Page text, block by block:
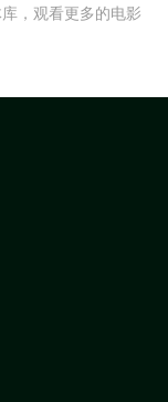
，观看更多的电影